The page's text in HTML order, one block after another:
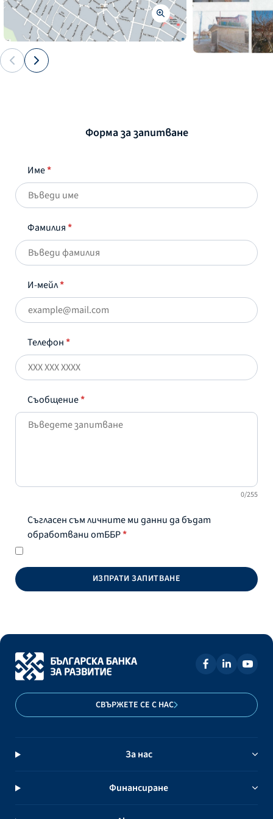
Форма за запитване
Име*
Фамилия*
И-мейл*
Телефон*
Съобщение*
0/255
Съгласен съм личните ми данни да бъдат
обработвани отББР*
ИЗПРАТИ ЗАПИТВАНЕ
СВЪРЖЕТЕ СЕ С НАС
За нас
Финансиране